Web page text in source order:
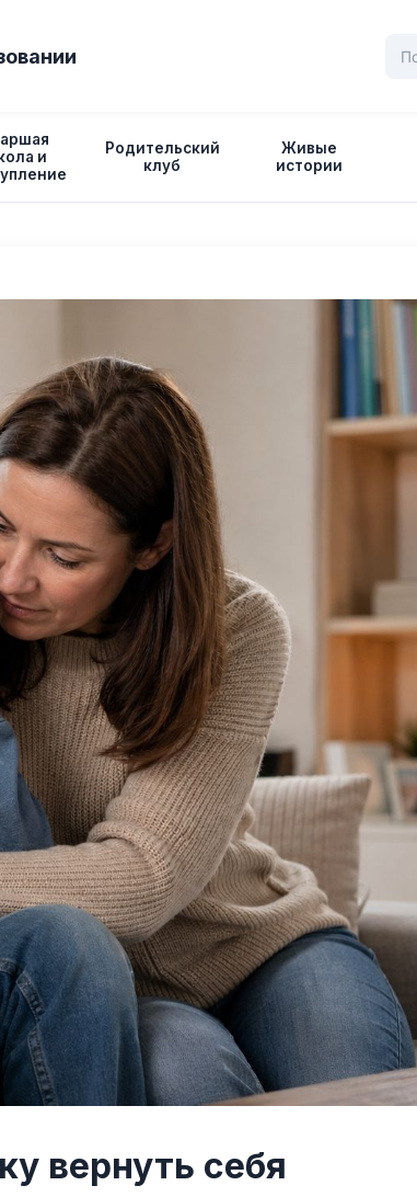
и
Родительский
клуб
Живые
истории
вернуть себя